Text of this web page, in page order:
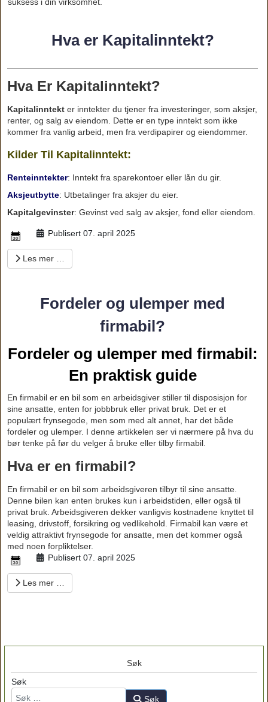
Hva er Kapitalinntekt?
Hva Er Kapitalinntekt?
Kapitalinntekt er inntekter du tjener fra investeringer, som aksjer,
renter, og salg av eiendom. Dette er en type inntekt som ikke
kommer fra vanlig arbeid, men fra verdipapirer og eiendommer.
Kilder Til Kapitalinntekt:
Renteinntekter: Inntekt fra sparekontoer eller lån du gir.
Aksjeutbytte: Utbetalinger fra aksjer du eier.
Kapitalgevinster: Gevinst ved salg av aksjer, fond eller eiendom.
Publisert 07. april 2025
Les mer …
Fordeler og ulemper med
firmabil?
Fordeler og ulemper med firmabil:
En praktisk guide
En firmabil er en bil som en arbeidsgiver stiller til disposisjon for
sine ansatte, enten for jobbbruk eller privat bruk. Det er et
populært frynsegode, men som med alt annet, har det både
fordeler og ulemper. I denne artikkelen ser vi nærmere på hva du
bør tenke på før du velger å bruke eller tilby firmabil.
Hva er en firmabil?
En firmabil er en bil som arbeidsgiveren tilbyr til sine ansatte.
Denne bilen kan enten brukes kun i arbeidstiden, eller også til
privat bruk. Arbeidsgiveren dekker vanligvis kostnadene knyttet til
leasing, drivstoff, forsikring og vedlikehold. Firmabil kan være et
veldig attraktivt frynsegode for ansatte, men det kommer også
med noen forpliktelser.
Publisert 07. april 2025
Les mer …
Søk
Søk
Søk